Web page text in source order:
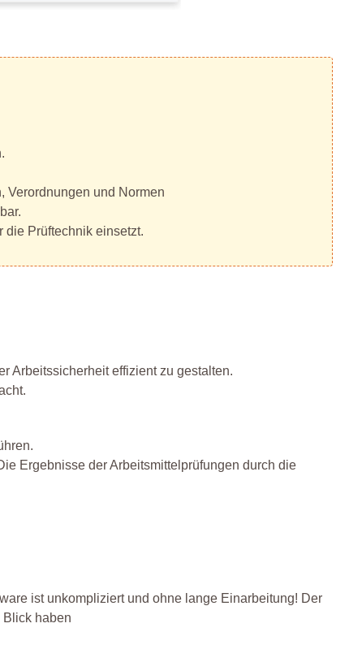
Verordnungen und Normen
die Prüftechnik einsetzt.
Arbeitssicherheit effizient zu gestalten.
Ergebnisse der Arbeitsmittelprüfungen durch die
ist unkompliziert und ohne lange Einarbeitung! Der
Blick haben